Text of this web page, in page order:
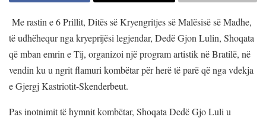
Me rastin e 6 Prillit, Ditës së Kryengritjes së Malësisë së Madhe,
të udhëhequr nga kryeprijësi legjendar, Dedë Gjon Lulin, Shoqata
që mban emrin e Tij, organizoi një program artistik në Bratilë, në
vendin ku u ngrit flamuri kombëtar për herë të parë që nga vdekja
e Gjergj Kastriotit-Skenderbeut.
Pas inotnimit të hymnit kombëtar, Shoqata Dedë Gjo Luli u